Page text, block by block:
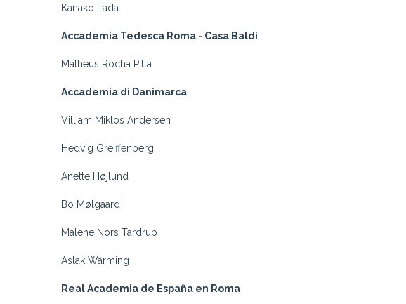
Kanako Tada
Accademia Tedesca Roma - Casa Baldi
Matheus Rocha Pitta
Accademia di Danimarca
Villiam Miklos Andersen
Hedvig Greiffenberg
Anette Højlund
Bo Mølgaard
Malene Nors Tardrup
Aslak Warming
Real Academia de España en Roma